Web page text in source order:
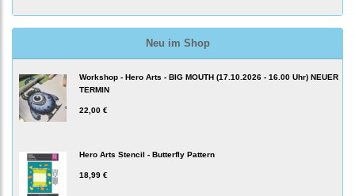
Neu im Shop
Workshop - Hero Arts - BIG MOUTH (17.10.2026 - 16.00 Uhr) NEUER
TERMIN
22,00 €
Hero Arts Stencil - Butterfly Pattern
18,99 €